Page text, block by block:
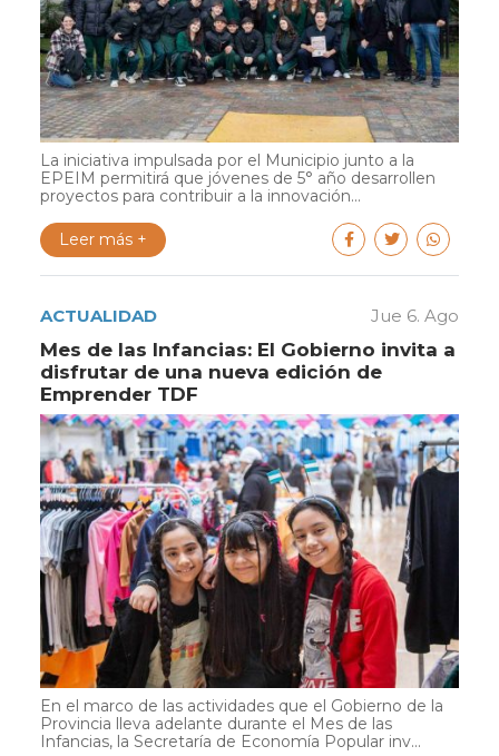
La iniciativa impulsada por el Municipio junto a la
EPEIM permitirá que jóvenes de 5° año desarrollen
proyectos para contribuir a la innovación...
Leer más +
ACTUALIDAD Jue 6. Ago
Mes de las Infancias: El Gobierno invita a
disfrutar de una nueva edición de
Emprender TDF
En el marco de las actividades que el Gobierno de la
Provincia lleva adelante durante el Mes de las
Infancias, la Secretaría de Economía Popular inv...